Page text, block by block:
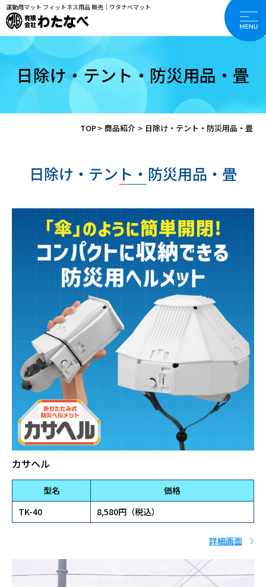
運動用マット フィットネス用品 販売｜ワタナベマット
日除け・テント・防災用品・畳
TOP> 商品紹介 > 日除け・テント・防災用品・畳
日除け・テント・防災用品・畳
カサヘル
型名
価格
TK-40
8,580円（税込）
詳細画面